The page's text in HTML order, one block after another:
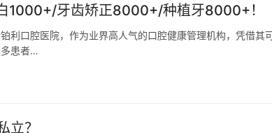
1000+/牙齿矫正8000+/种植牙8000+！
利口腔医院，作为业界高人气的口腔健康管理机构，凭借其
多患者…
立？